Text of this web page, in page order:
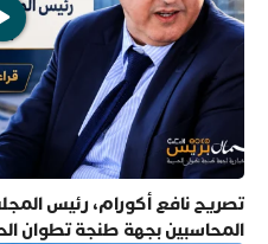
تصريح نافع أكورام، رئيس
المحاسبين بجهة طنجة تطوان